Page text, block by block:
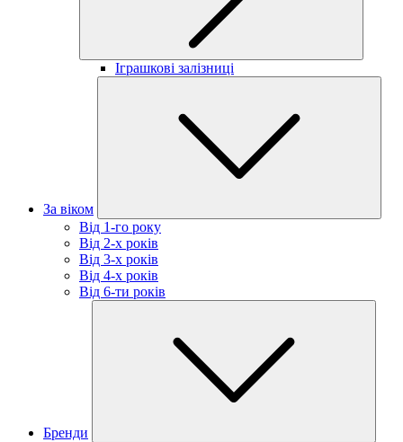
Іграшкові залізниці
За віком
Від 1-го року
Від 2-х років
Від 3-х років
Від 4-х років
Від 6-ти років
Бренди